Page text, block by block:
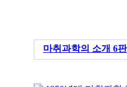
마취과학의 소개 6판